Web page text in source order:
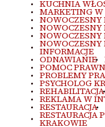
KUCHNIA
MARKETING W
NOWOCZESNY
NOWOCZESNY
NOWOCZESNY
INFORMACJE
ODNAWIANIE
POMOC
PROBLEMY
PSYCHOLOG
REHABILITACJA
REKLAMA W
RESTAURACJA
RESTAURACJA
KRAKOWIE